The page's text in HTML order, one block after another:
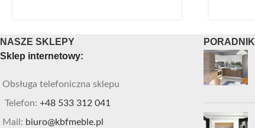
NASZE SKLEPY
Sklep internetowy:
Obsługa telefoniczna sklepu
Telefon: +48 533 312 041
Mail: biuro@kbfmeble.pl
PORADNIKI